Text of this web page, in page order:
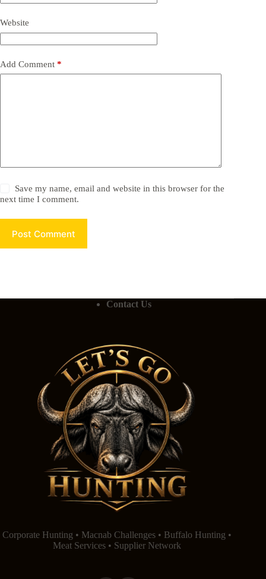
Website
Add Comment *
Save my name, email and website in this browser for the
next time I comment.
Post Comment
Contact Us
Corporate Hunting • Macnab Challenges • Buffalo Hunting •
Meat Services • Supplier Network